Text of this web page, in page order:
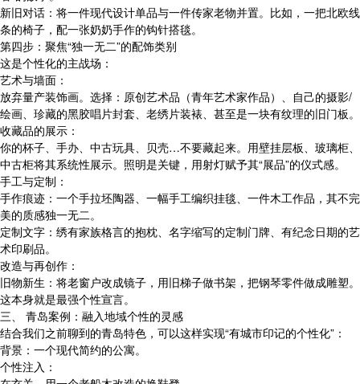
新旧对话：将一件现代设计单品与一件传家老物并置。比如，一把北欧线
条的椅子，配一张奶奶手作的钩针搭毯。
第四步：聚焦“独一无二”的配饰类别
这是个性化的主战场：
艺术与墙面：
放弃量产装饰画。选择：原创艺术品（青年艺术家作品）、自己的摄影/
绘画、珍藏的黑胶唱片封套、老绣片装裱、甚至是一块有纹理的旧门板。
收藏品的展示：
你的杯子、手办、中古玩具、贝壳…不要藏起来。用壁挂层板、玻璃柜、
中古柜将其系统性展示。照明是关键，用射灯赋予其“展品”的仪式感。
手工与定制：
手作痕迹：一个手拉坯陶器、一幅手工编织挂毯、一件木工作品，其不完
美的质感独一无二。
定制文字：绣有家族格言的抱枕、名字缩写的定制门牌、有纪念日期的艺
术印刷品。
改造与再创作：
旧物新生：将老窗户改成镜子，用旧梯子做书架，把钢琴零件做成雕塑。
这本身就是最强个性宣言。
三、 青岛案例：融入地域个性的灵感
结合我们之前聊到的青岛特色，可以这样实现“有城市印记的个性化”：
背景：一个现代简约的公寓。
个性注入：